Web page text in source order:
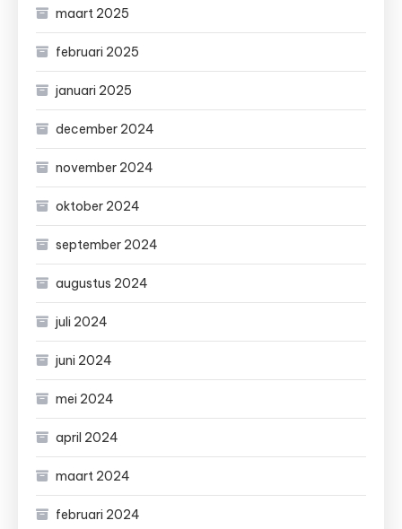
maart 2025
februari 2025
januari 2025
december 2024
november 2024
oktober 2024
september 2024
augustus 2024
juli 2024
juni 2024
mei 2024
april 2024
maart 2024
februari 2024